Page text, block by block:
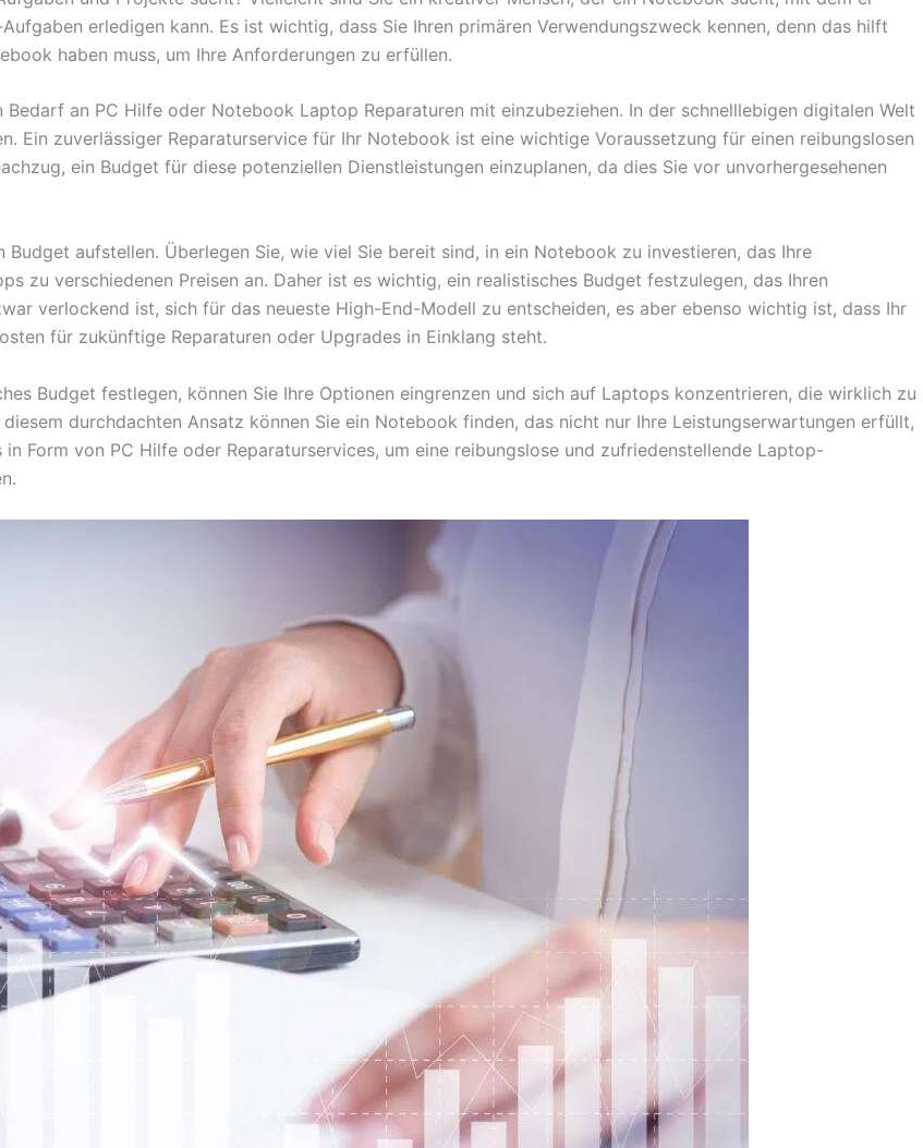
erledigen kann. Es ist wichtig, dass Sie Ihren primären Verwendungszweck kennen, denn das hilft
haben muss, um Ihre Anforderungen zu erfüllen.
an PC Hilfe oder Notebook Laptop Reparaturen mit einzubeziehen. In der schnelllebigen digitalen Welt
Ein zuverlässiger Reparaturservice für Ihr Notebook ist eine wichtige Voraussetzung für einen reibungslosen
ein Budget für diese potenziellen Dienstleistungen einzuplanen, da dies Sie vor unvorhergesehenen
aufstellen. Überlegen Sie, wie viel Sie bereit sind, in ein Notebook zu investieren, das Ihre
zu verschiedenen Preisen an. Daher ist es wichtig, ein realistisches Budget festzulegen, das Ihren
verlockend ist, sich für das neueste High-End-Modell zu entscheiden, es aber ebenso wichtig ist, dass Ihr
für zukünftige Reparaturen oder Upgrades in Einklang steht.
Budget festlegen, können Sie Ihre Optionen eingrenzen und sich auf Laptops konzentrieren, die wirklich zu
durchdachten Ansatz können Sie ein Notebook finden, das nicht nur Ihre Leistungserwartungen erfüllt,
Form von PC Hilfe oder Reparaturservices, um eine reibungslose und zufriedenstellende Laptop-